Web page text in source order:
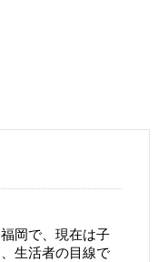
岡で、現在は子
生活者の目線で